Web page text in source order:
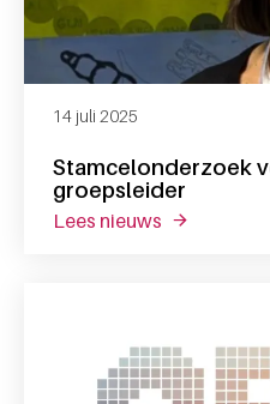
Stamcelonderzoek
groepsleider
14 juli 2025
lees nieuws over